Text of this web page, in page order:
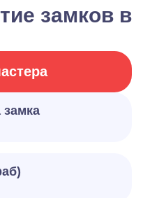
замков в
замка